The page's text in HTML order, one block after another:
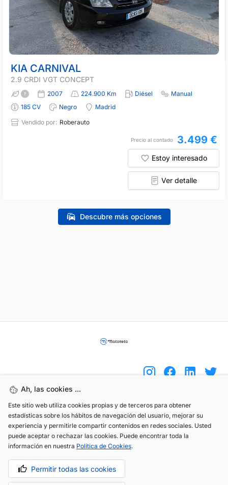
KIA CARNIVAL
2.9 CRDI VGT CONCEPT
2007 224.900 Km Diésel
Manual
185 CV
Negro
Madrid
Vendido por: Roberauto
Precio al contado 3.499 €
Estoy interesado
Ver detalle
Descubre más opciones
Ah, las cookies ...
Este sitio web utiliza cookies propias y de terceros para obtener
estadísticas sobre los hábitos de navegación del usuario, mejorar su
experiencia y permitirle compartir contenidos en redes sociales. Usted
puede aceptar o rechazar las cookies. Puede encontrar toda la
información en nuestra Política de Cookies.
Permitir todas las cookies
(+34) 744 408 070
info@motoreto.com
Aviso legal Política de cookies